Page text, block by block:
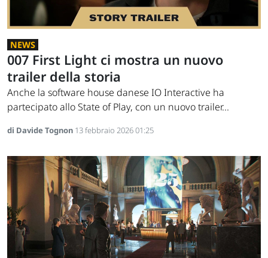
NEWS
007 First Light ci mostra un nuovo
trailer della storia
Anche la software house danese IO Interactive ha
partecipato allo State of Play, con un nuovo trailer...
di Davide Tognon 13 febbraio 2026 01:25